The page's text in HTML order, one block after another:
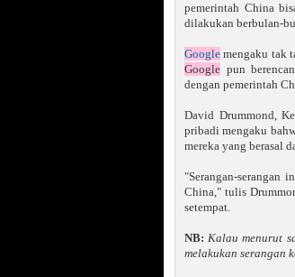
pemerintah China
dilakukan berbulan-
Google mengaku tak
Google pun
dengan pemerintah
David Drummond,
pribadi mengaku
mereka yang berasal
"Serangan-serangan
China," tulis
setempat.
NB: Kalau menurut
melakukan serangan